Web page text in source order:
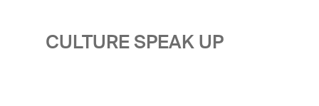
CULTURE SPEAK UP